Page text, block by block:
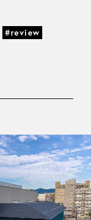
#review